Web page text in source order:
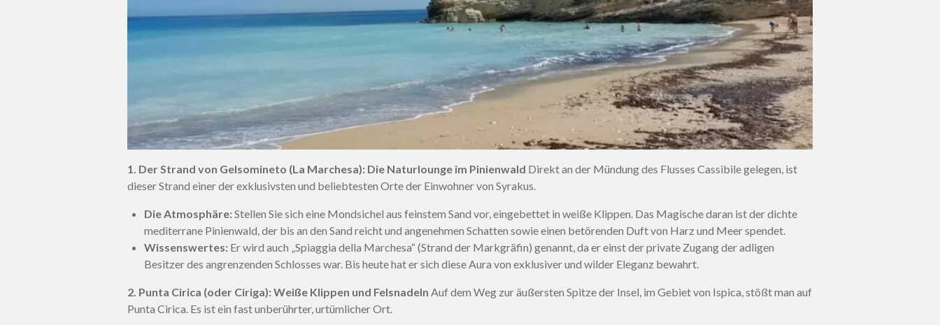
1. Der Strand von Gelsomineto (La Marchesa): Die Naturlounge im Pinienwald Direkt an der Mündung des Flusses Cassibile gelegen, ist
dieser Strand einer der exklusivsten und beliebtesten Orte der Einwohner von Syrakus.
Die Atmosphäre:Stellen Sie sich eine Mondsichel aus feinstem Sand vor, eingebettet in weiße Klippen. Das Magische daran ist der dichte
mediterrane Pinienwald, der bis an den Sand reicht und angenehmen Schatten sowie einen betörenden Duft von Harz und Meer spendet.
Wissenswertes: Er wird auch „Spiaggia della Marchesa“ (Strand der Markgräfin) genannt, da er einst der private Zugang der adligen
Besitzer des angrenzenden Schlosses war. Bis heute hat er sich diese Aura von exklusiver und wilder Eleganz bewahrt.
2. Punta Cirica (oder Ciriga): Weiße Klippen und Felsnadeln Auf dem Weg zur äußersten Spitze der Insel, im Gebiet von Ispica, stößt man auf
Punta Cirica. Es ist ein fast unberührter, urtümlicher Ort.